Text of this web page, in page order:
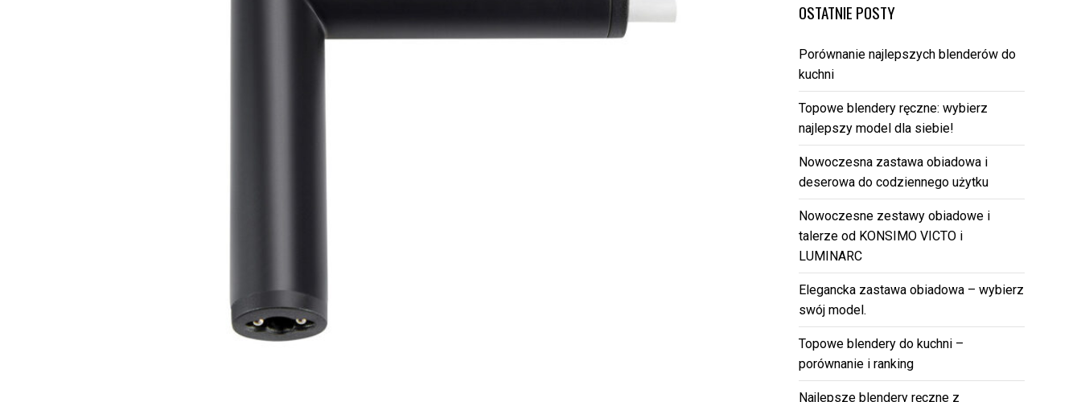
OSTATNIE POSTY
Porównanie najlepszych blenderów do
kuchni
Topowe blendery ręczne: wybierz
najlepszy model dla siebie!
Nowoczesna zastawa obiadowa i
deserowa do codziennego użytku
Nowoczesne zestawy obiadowe i
talerze od KONSIMO VICTO i
LUMINARC
Elegancka zastawa obiadowa – wybierz
swój model.
Topowe blendery do kuchni –
porównanie i ranking
Najlepsze blendery ręczne z